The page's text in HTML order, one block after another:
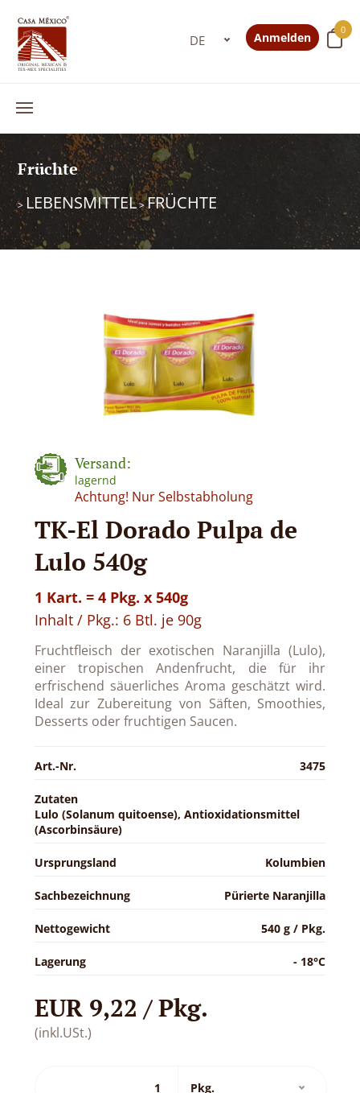
0
Anmelden
Früchte
> LEBENSMITTEL>FRÜCHTE
Versand:
lagernd
Achtung! Nur Selbstabholung
TK-El Dorado Pulpa de
Lulo 540g
1 Kart. = 4 Pkg. x 540g
Inhalt / Pkg.: 6 Btl. je 90g
Fruchtfleisch der exotischen Naranjilla (Lulo),
einer tropischen Andenfrucht, die für ihr
erfrischend säuerliches Aroma geschätzt wird.
Ideal zur Zubereitung von Säften, Smoothies,
Desserts oder fruchtigen Saucen.
Art.-Nr. 3475
Zutaten
Lulo (Solanum quitoense), Antioxidationsmittel
(Ascorbinsäure)
Ursprungsland Kolumbien
Sachbezeichnung Pürierte Naranjilla
Nettogewicht 540 g / Pkg.
Lagerung - 18°C
EUR 9,22 / Pkg.
(inkl.USt.)